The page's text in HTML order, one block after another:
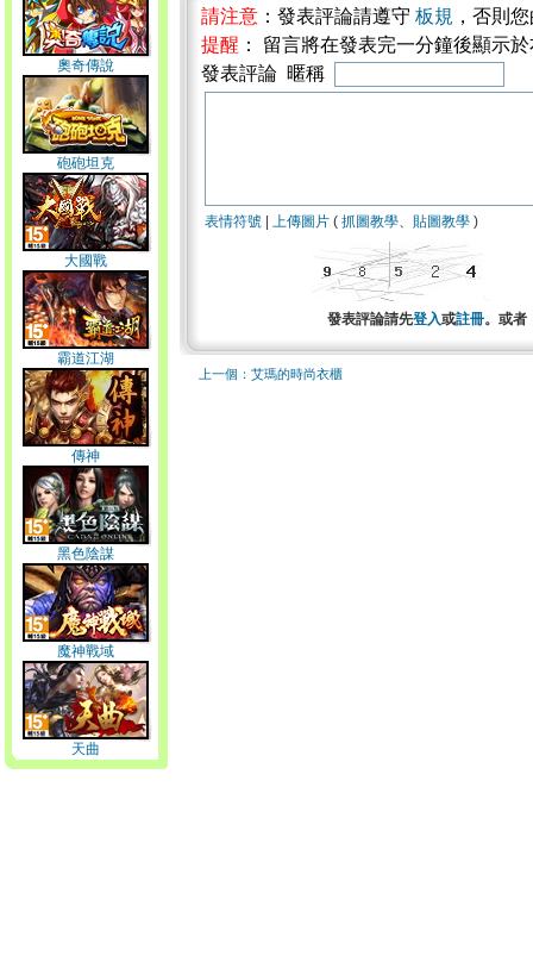
奧奇傳說
砲砲坦克
大國戰
霸道江湖
傳神
黑色陰謀
魔神戰域
天曲
請注意 ：發表評論請遵守 板規 ，否則
提醒 ： 留言將在發表完一分鐘後顯示
發表評論 暱稱
表情符號 上傳圖片 ( 抓圖教學、 貼圖教學 )
發表評論請先登入或註冊。或者
上一個：艾瑪的時尚衣櫃